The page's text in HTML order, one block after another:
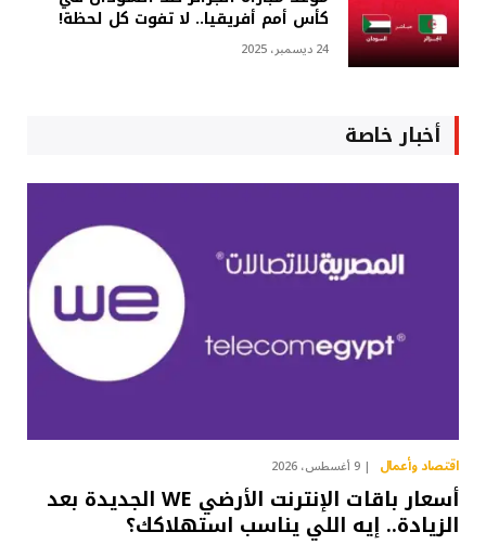
كأس أمم أفريقيا.. لا تفوت كل لحظة!
24 ديسمبر، 2025
أخبار خاصة
اقتصاد وأعمال 9 أغسطس، 2026
أسعار باقات الإنترنت الأرضي WE الجديدة بعد
الزيادة.. إيه اللي يناسب استهلاكك؟